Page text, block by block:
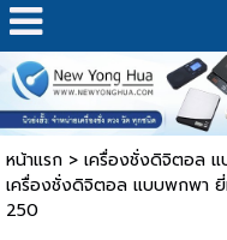
หน้าแรก> เครื่องชั่งดิจิตอล
เครื่องชั่งดิจิตอล แบบพกพา ยี่
250